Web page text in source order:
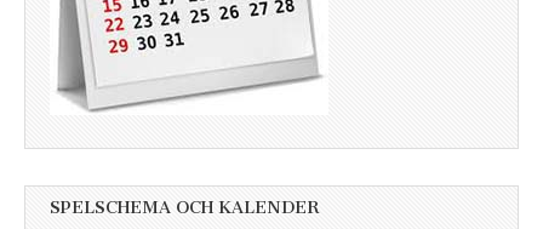
SPELSCHEMA OCH KALENDER